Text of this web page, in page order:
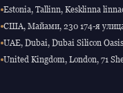
Estonia, Tallinn, Kesklinna
США, Майами, 230 174-я
UAE, Dubai, Dubai Silicon
United Kingdom, London, 71